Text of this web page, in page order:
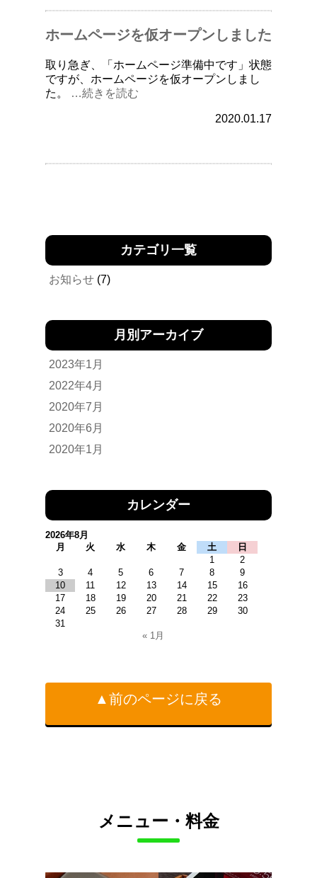
ホームページを仮オープンしました
取り急ぎ、「ホームページ準備中です」状態
ですが、ホームページを仮オープンしまし
た。
…続きを読む
2020.01.17
カテゴリ一覧
お知らせ (7)
月別アーカイブ
2023年1月
2022年4月
2020年7月
2020年6月
2020年1月
カレンダー
2026年8月
月
火 水 木 金 土
日
1
2
3
4 5 6 7 8
9
10
11 12 13 14 15
16
17
18 19 20 21 22
23
24
25 26 27 28 29
30
31
« 1月
▲前のページに戻る
メニュー・料金